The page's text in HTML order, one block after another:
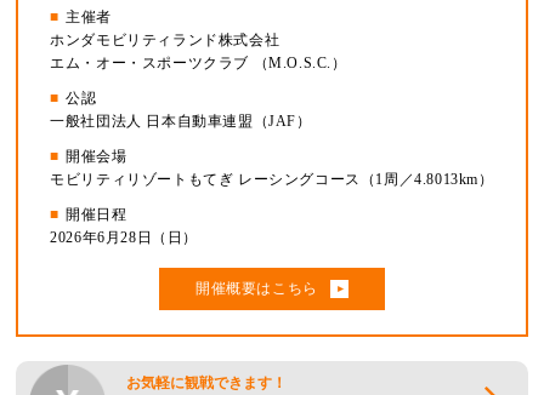
主催者
ホンダモビリティランド株式会社
エム・オー・スポーツクラブ （M.O.S.C.）
公認
一般社団法人 日本自動車連盟（JAF）
開催会場
モビリティリゾートもてぎ レーシングコース（1周／4.8013km）
開催日程
2026年6月28日（日）
開催概要はこちら
お気軽に観戦できます！